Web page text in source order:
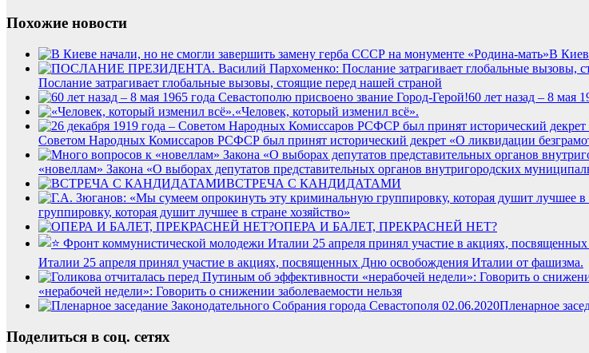
Похожие новости
В
Послание затрагивает глобальные вызовы, стоящие перед нашей страной
60 лет назад – 8 мая
«Человек, который изменил всё».
Советом Народных Комиссаров РСФСР был принят исторический декрет «О ликвидации
«новеллам» Закона «О выборах депутатов представительных органов внутригородских
ВСТРЕЧА С КАНДИДАТАМИ
группировку, которая душит лучшее в стране хозяйство»
ОПЕРА И БАЛЕТ, ПРЕКРАСНЕЙ НЕТ?
Италии 25 апреля принял участие в акциях, посвященных Дню освобождения Италии от фашизма.
«нерабочей недели»: Говорить о снижении заболеваемости нельзя
Пленарное
Поделиться в соц. сетях